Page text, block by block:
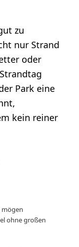
zu
nur Strand
oder
Park eine
kein reiner
mögen
ohne großen